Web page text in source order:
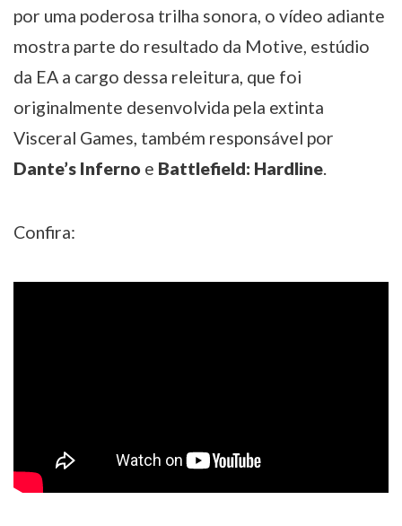
por uma poderosa trilha sonora, o vídeo adiante
mostra parte do resultado da Motive, estúdio
da EA a cargo dessa releitura, que foi
originalmente desenvolvida pela extinta
Visceral Games, também responsável por
Dante’s Inferno e Battlefield: Hardline.
Confira: